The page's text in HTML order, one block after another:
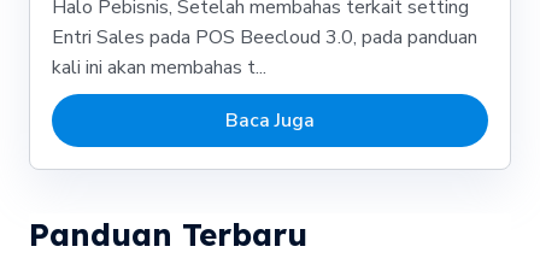
Halo Pebisnis, Setelah membahas terkait setting
Entri Sales pada POS Beecloud 3.0, pada panduan
kali ini akan membahas t...
Baca Juga
Panduan Terbaru